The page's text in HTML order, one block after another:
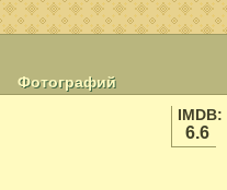
Фотографий
IMDB:
6.6